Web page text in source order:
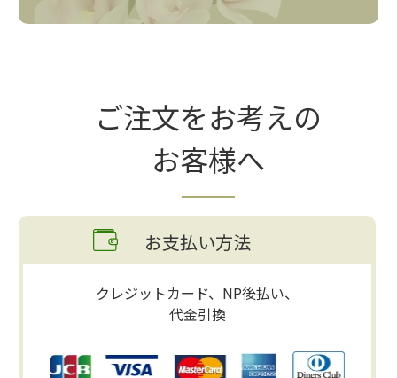
ご注文をお考えの
お客様へ
お支払い方法
クレジットカード、NP後払い、
代金引換